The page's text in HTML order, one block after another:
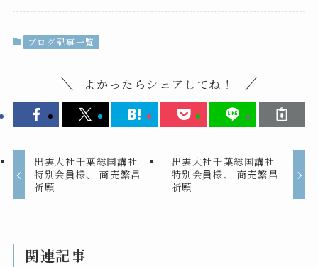
ブログ記事一覧
よかったらシェアしてね！
出雲大社千葉総国講社
特別会員様、 商売繁昌
祈願
出雲大社千葉総国講社
特別会員様、 商売繁昌
祈願
関連記事